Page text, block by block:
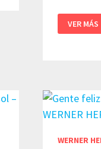
MANDIR:
EL
UDAIPUR
–
WERNER
HERZOG
VER MÁS
WERNER